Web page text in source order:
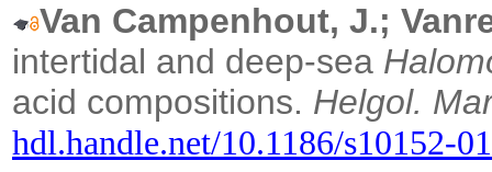
Van Campenhout, J.;
intertidal and deep-sea
acid compositions. Helgol.
hdl.handle.net/10.1186/s10152-